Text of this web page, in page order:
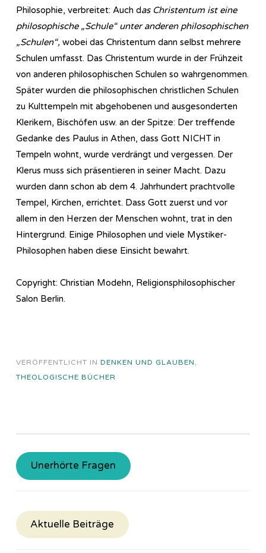
Philosophie, verbreitet: Auch das Christentum ist eine
philosophische „Schule“ unter anderen philosophischen
„Schulen“, wobei das Christentum dann selbst mehrere
Schulen umfasst. Das Christentum wurde in der Frühzeit
von anderen philosophischen Schulen so wahrgenommen.
Später wurden die philosophischen christlichen Schulen
zu Kulttempeln mit abgehobenen und ausgesonderten
Klerikern, Bischöfen usw. an der Spitze: Der treffende
Gedanke des Paulus in Athen, dass Gott NICHT in
Tempeln wohnt, wurde verdrängt und vergessen. Der
Klerus muss sich präsentieren in seiner Macht. Dazu
wurden dann schon ab dem 4. Jahrhundert prachtvolle
Tempel, Kirchen, errichtet. Dass Gott zuerst und vor
allem in den Herzen der Menschen wohnt, trat in den
Hintergrund. Einige Philosophen und viele Mystiker-
Philosophen haben diese Einsicht bewahrt.
Copyright: Christian Modehn, Religionsphilosophischer
Salon Berlin.
VERÖFFENTLICHT IN DENKEN UND GLAUBEN,
THEOLOGISCHE BÜCHER
Unerhörte Fragen
Aktuelle Beiträge